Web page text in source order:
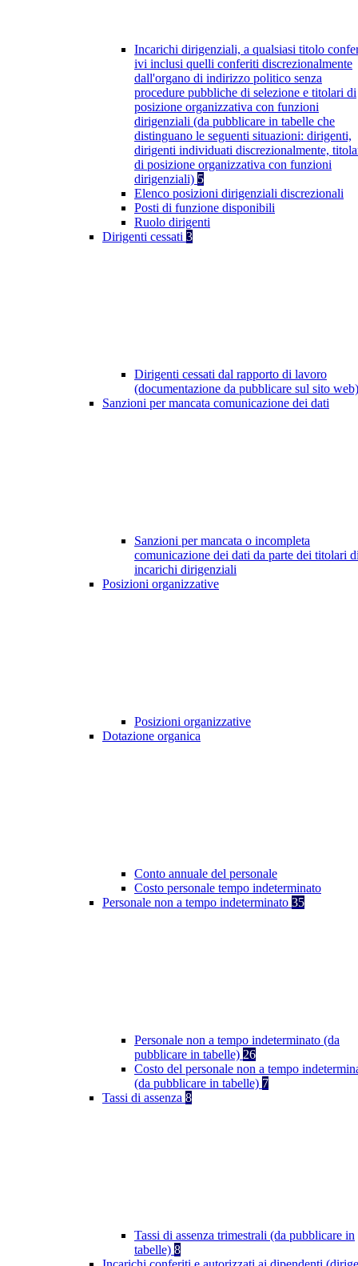
Incarichi dirigenziali, a qualsiasi titolo
ivi inclusi quelli conferiti discrezionalmente
dall'organo di indirizzo politico senza
procedure pubbliche di selezione e titolari di
posizione organizzativa con funzioni
dirigenziali (da pubblicare in tabelle che
distinguano le seguenti situazioni: dirigenti,
dirigenti individuati discrezionalmente,
di posizione organizzativa con funzioni
dirigenziali) 5
Elenco posizioni dirigenziali discrezionali
Posti di funzione disponibili
Ruolo dirigenti
Dirigenti cessati 3
Dirigenti cessati dal rapporto di lavoro
(documentazione da pubblicare sul sito
Sanzioni per mancata comunicazione dei dati
Sanzioni per mancata o incompleta
comunicazione dei dati da parte dei titolari
incarichi dirigenziali
Posizioni organizzative
Posizioni organizzative
Dotazione organica
Conto annuale del personale
Costo personale tempo indeterminato
Personale non a tempo indeterminato 35
Personale non a tempo indeterminato (da
pubblicare in tabelle) 26
Costo del personale non a tempo
(da pubblicare in tabelle) 7
Tassi di assenza 8
Tassi di assenza trimestrali (da pubblicare in
tabelle) 8